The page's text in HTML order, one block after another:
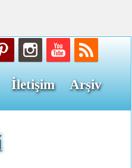
İletişim Arşiv